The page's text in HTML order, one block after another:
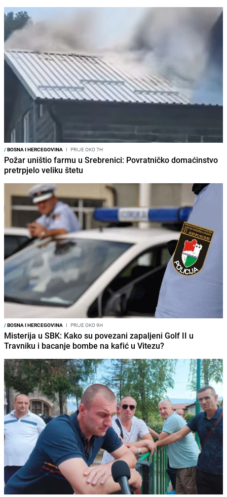
/BOSNA I HERCEGOVINA I PRIJE OKO 7H
Požar uništio farmu u Srebrenici: Povratničko domaćinstvo
pretrpjelo veliku štetu
/BOSNA I HERCEGOVINA I PRIJE OKO 9H
Misterija u SBK: Kako su povezani zapaljeni Golf II u
Travniku i bacanje bombe na kafić u Vitezu?